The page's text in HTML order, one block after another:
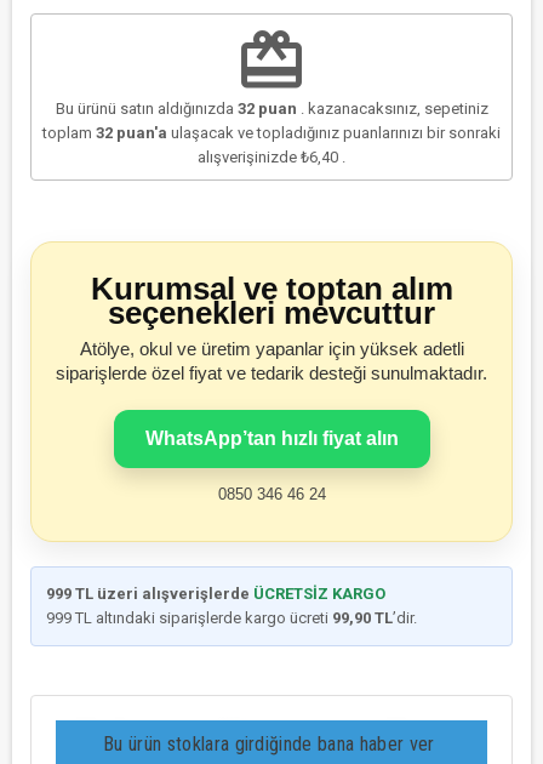
redeem
Bu ürünü satın aldığınızda 32puan . kazanacaksınız, sepetiniz
toplam 32 puan'a ulaşacak ve topladığınız puanlarınızı bir sonraki
alışverişinizde ₺6,40
Kurumsal ve toptan alım
seçenekleri mevcuttur
Atölye, okul ve üretim yapanlar için yüksek adetli
siparişlerde özel fiyat ve tedarik desteği sunulmaktadır.
WhatsApp’tan hızlı fiyat alın
0850 346 46 24
999 TL üzeri alışverişlerde ÜCRETSİZ KARGO
999 TL altındaki siparişlerde kargo ücreti 99,90 TL’dir.
Bu ürün stoklara girdiğinde bana haber ver